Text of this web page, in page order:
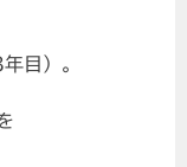
目）。